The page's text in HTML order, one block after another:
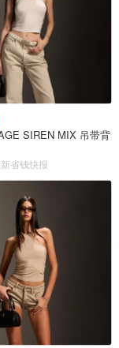
SIREN MIX 吊带背
省钱快报